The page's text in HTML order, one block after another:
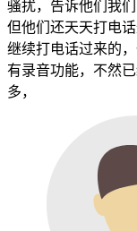
骚扰，告诉他们我
但他们还天天打电
继续打电话过来的
有录音功能，不然
多，